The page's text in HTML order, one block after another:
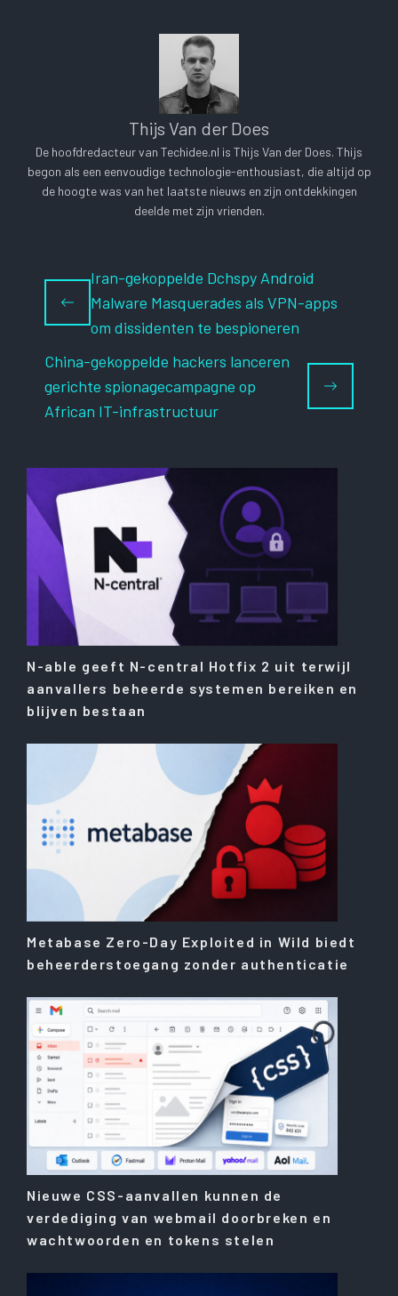
Thijs Van der Does
De hoofdredacteur van Techidee.nl is Thijs Van der Does. Thijs
begon als een eenvoudige technologie-enthousiast, die altijd op
de hoogte was van het laatste nieuws en zijn ontdekkingen
deelde met zijn vrienden.
Iran-gekoppelde Dchspy Android
Malware Masquerades als VPN-apps
om dissidenten te bespioneren
China-gekoppelde hackers lanceren
gerichte spionagecampagne op
African IT-infrastructuur
N-able geeft N-central Hotfix 2 uit terwijl
aanvallers beheerde systemen bereiken en
blijven bestaan
Metabase Zero-Day Exploited in Wild biedt
beheerderstoegang zonder authenticatie
Nieuwe CSS-aanvallen kunnen de
verdediging van webmail doorbreken en
wachtwoorden en tokens stelen